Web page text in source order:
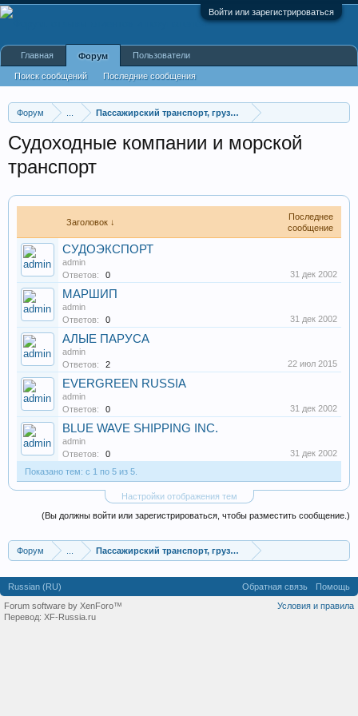
Войти или зарегистрироваться
Форум Пассажирский транспорт, грузоперевозки
Судоходные компании и морской
транспорт
Заголовок ↓
Последнее
сообщение
СУДОЭКСПОРТ
admin
Ответов:
0 31 дек 2002
МАРШИП
admin
Ответов:
0 31 дек 2002
АЛЫЕ ПАРУСА
admin
Ответов:
2 22 июл 2015
EVERGREEN RUSSIA
admin
Ответов:
0 31 дек 2002
BLUE WAVE SHIPPING INC.
admin
Ответов:
0
31 дек 2002
Показано тем: с 1 по 5 из 5.
Настройки отображения тем
(Вы должны войти или зарегистрироваться, чтобы разместить сообщение.)
Форум Пассажирский транспорт, грузоперевозки
Главная Форум
Поиск сообщений Последние сообщения
Пользователи
Russian (RU) Обратная связь
Помощь
Условия и правила
Forum software by XenForo™
Перевод: XF-Russia.ru